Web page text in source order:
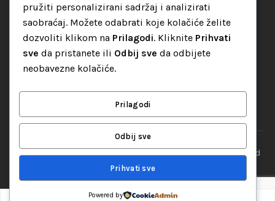
KATEGORIJE
Audio oprema
LED dekorativna rasvjeta
“Set Up S” d.o.o. Tuzla, sva prava pridržana© 2026 || Designed
pružiti personalizirani sadržaj i analizirati
saobraćaj. Možete odabrati koje kolačiće želite
dozvoliti klikom na Prilagodi. Kliknite Prihvati
sve da pristanete ili Odbij sve da odbijete
neobavezne kolačiće.
Prilagodi
Odbij sve
Prihvati sve
Powered by